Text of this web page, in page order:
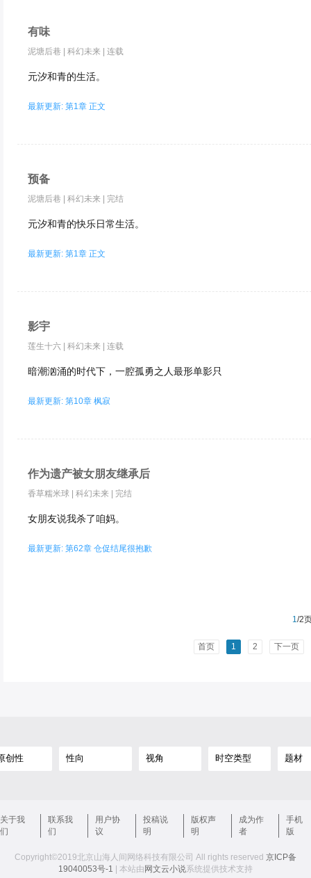
有味
泥塘后巷 | 科幻未来 | 连载
元汐和青的生活。
最新更新: 第1章 正文
预备
泥塘后巷 | 科幻未来 | 完结
元汐和青的快乐日常生活。
最新更新: 第1章 正文
影宇
莲生十六 | 科幻未来 | 连载
暗潮汹涌的时代下，一腔孤勇之人最形单影只
最新更新: 第10章 枫寂
作为遗产被女朋友继承后
香草糯米球 | 科幻未来 | 完结
女朋友说我杀了咱妈。
最新更新: 第62章 仓促结尾很抱歉
1 /2
首页 1 2 下一页
关于我
们
联系我
们
用户协
议
投稿说
明
版权声
明
成为作
者
手机
版
Copyright©2019北京山海人间网络科技有限公司 All rights reserved 京ICP备
19040053号-1 | 本站由 网文云小说系统提供技术支持